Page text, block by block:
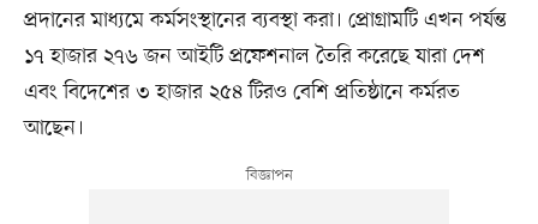
প্রদানের মাধ্যমে কর্মসংস্থানের ব্যবস্থা করা। প্রোগ্রামটি এখন পর্যন্ত
১৭ হাজার ২৭৬ জন আইটি প্রফেশনাল তৈরি করেছে যারা দেশ
এবং বিদেশের ৩ হাজার ২৫৪ টিরও বেশি প্রতিষ্ঠানে কর্মরত
আছেন।